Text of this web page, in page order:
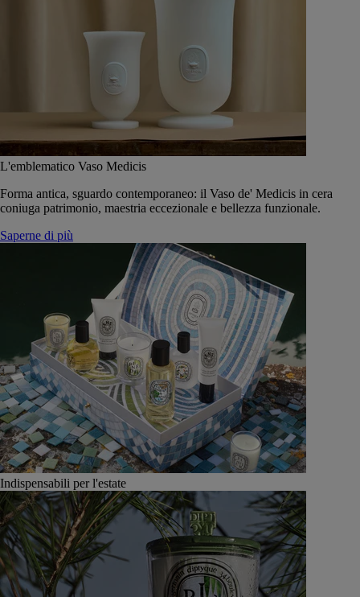
L'emblematico Vaso Medicis
Forma antica, sguardo contemporaneo: il Vaso de' Medicis in cera
coniuga patrimonio, maestria eccezionale e bellezza funzionale.
Saperne di più
Indispensabili per l'estate